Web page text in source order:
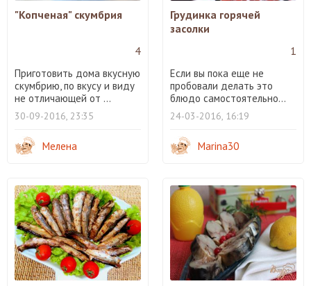
"Копченая" скумбрия
4
Приготовить дома вкусную
скумбрию, по вкусу и виду
не отличающей от ...
30-09-2016, 23:35
Мелена
Грудинка горячей
засолки
1
Если вы пока еще не
пробовали делать это
блюдо самостоятельно...
24-03-2016, 16:19
Marina30